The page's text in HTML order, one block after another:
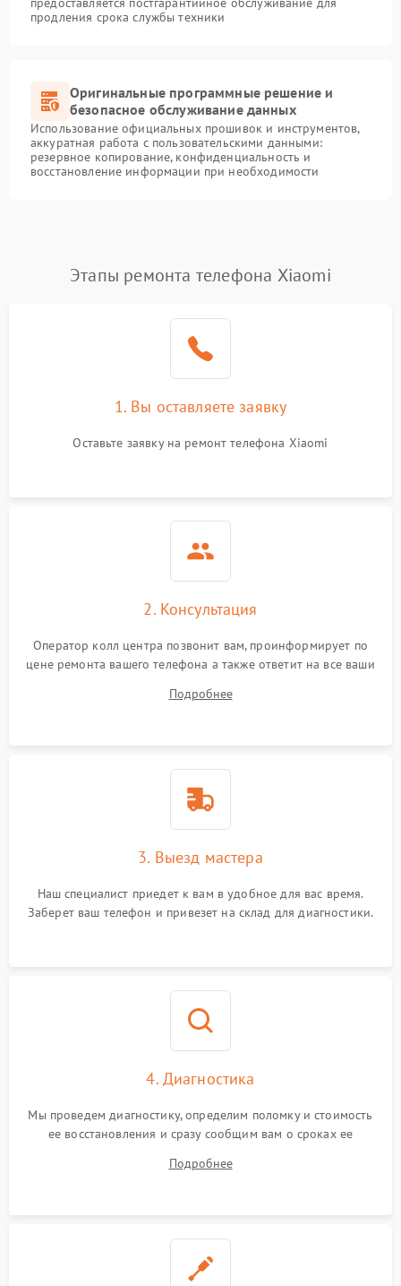
продления срока службы техники
Оригинальные программные решение и
безопасное обслуживание данных
Использование официальных прошивок и инструментов,
аккуратная работа с пользовательскими данными:
резервное копирование, конфиденциальность и
восстановление информации при необходимости
Этапы ремонта телефона Xiaomi
1. Вы оставляете заявку
Оставьте заявку на ремонт телефона Xiaomi
2. Консультация
Оператор колл центра позвонит вам, проинформирует по
цене ремонта вашего телефона а также ответит на все ваши
Подробнее
3. Выезд мастера
Наш специалист приедет к вам в удобное для вас время.
Заберет ваш телефон и привезет на склад для диагностики.
4. Диагностика
Мы проведем диагностику, определим поломку и стоимость
ее восстановления и сразу сообщим вам о сроках ее
Подробнее